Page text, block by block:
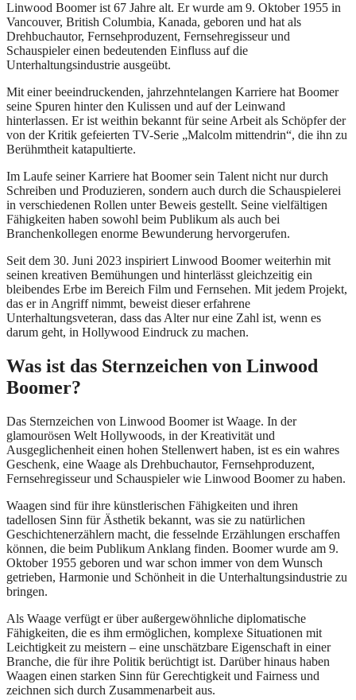
Linwood Boomer ist 67 Jahre alt. Er wurde am 9. Oktober 1955 in
Vancouver, British Columbia, Kanada, geboren und hat als
Drehbuchautor, Fernsehproduzent, Fernsehregisseur und
Schauspieler einen bedeutenden Einfluss auf die
Unterhaltungsindustrie ausgeübt.
Mit einer beeindruckenden, jahrzehntelangen Karriere hat Boomer
seine Spuren hinter den Kulissen und auf der Leinwand
hinterlassen. Er ist weithin bekannt für seine Arbeit als Schöpfer der
von der Kritik gefeierten TV-Serie „Malcolm mittendrin“, die ihn zu
Berühmtheit katapultierte.
Im Laufe seiner Karriere hat Boomer sein Talent nicht nur durch
Schreiben und Produzieren, sondern auch durch die Schauspielerei
in verschiedenen Rollen unter Beweis gestellt. Seine vielfältigen
Fähigkeiten haben sowohl beim Publikum als auch bei
Branchenkollegen enorme Bewunderung hervorgerufen.
Seit dem 30. Juni 2023 inspiriert Linwood Boomer weiterhin mit
seinen kreativen Bemühungen und hinterlässt gleichzeitig ein
bleibendes Erbe im Bereich Film und Fernsehen. Mit jedem Projekt,
das er in Angriff nimmt, beweist dieser erfahrene
Unterhaltungsveteran, dass das Alter nur eine Zahl ist, wenn es
darum geht, in Hollywood Eindruck zu machen.
Was ist das Sternzeichen von Linwood
Boomer?
Das Sternzeichen von Linwood Boomer ist Waage. In der
glamourösen Welt Hollywoods, in der Kreativität und
Ausgeglichenheit einen hohen Stellenwert haben, ist es ein wahres
Geschenk, eine Waage als Drehbuchautor, Fernsehproduzent,
Fernsehregisseur und Schauspieler wie Linwood Boomer zu haben.
Waagen sind für ihre künstlerischen Fähigkeiten und ihren
tadellosen Sinn für Ästhetik bekannt, was sie zu natürlichen
Geschichtenerzählern macht, die fesselnde Erzählungen erschaffen
können, die beim Publikum Anklang finden. Boomer wurde am 9.
Oktober 1955 geboren und war schon immer von dem Wunsch
getrieben, Harmonie und Schönheit in die Unterhaltungsindustrie zu
bringen.
Als Waage verfügt er über außergewöhnliche diplomatische
Fähigkeiten, die es ihm ermöglichen, komplexe Situationen mit
Leichtigkeit zu meistern – eine unschätzbare Eigenschaft in einer
Branche, die für ihre Politik berüchtigt ist. Darüber hinaus haben
Waagen einen starken Sinn für Gerechtigkeit und Fairness und
zeichnen sich durch Zusammenarbeit aus.